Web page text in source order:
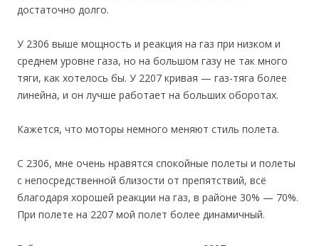
достаточно долго.
У 2306 выше мощность и реакция на газ при низком и
среднем уровне газа, но на большом газу не так много
тяги, как хотелось бы. У 2207 кривая — газ-тяга более
линейна, и он лучше работает на больших оборотах.
Кажется, что моторы немного меняют стиль полета.
С 2306, мне очень нравятся спокойные полеты и полеты
с непосредственной близости от препятствий, всё
благодаря хорошей реакции на газ, в районе 30% — 70%.
При полете на 2207 мой полет более динамичный.